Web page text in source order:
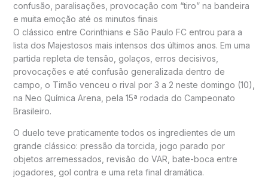
confusão, paralisações, provocação com “tiro” na bandeira
e muita emoção até os minutos finais
O clássico entre Corinthians e São Paulo FC entrou para a
lista dos Majestosos mais intensos dos últimos anos. Em uma
partida repleta de tensão, golaços, erros decisivos,
provocações e até confusão generalizada dentro de
campo, o Timão venceu o rival por 3 a 2 neste domingo (10),
na Neo Química Arena, pela 15ª rodada do Campeonato
Brasileiro.
O duelo teve praticamente todos os ingredientes de um
grande clássico: pressão da torcida, jogo parado por
objetos arremessados, revisão do VAR, bate-boca entre
jogadores, gol contra e uma reta final dramática.